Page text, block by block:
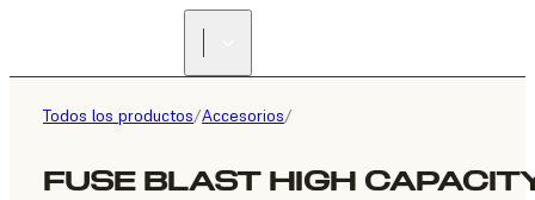
Todos los productos/Accesorios/
FUSE BLAST HIGH